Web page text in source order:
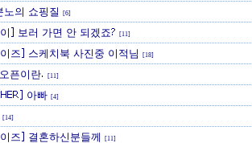
노의 쇼핑질 [6]
이] 보러 가면 안 되겠죠? [11]
이즈] 스케치북 사진중 이적님 [18]
픈이란. [11]
아빠 [4]
[14]
이즈] 결혼하신분들께 [11]